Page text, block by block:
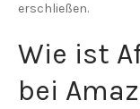
erschließen.
Wie ist
bei